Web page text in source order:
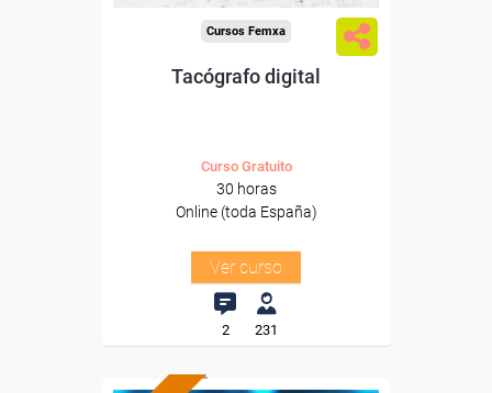
Cursos Femxa
Tacógrafo digital
Curso Gratuito
30 horas
Online (toda España)
Ver curso
2 231